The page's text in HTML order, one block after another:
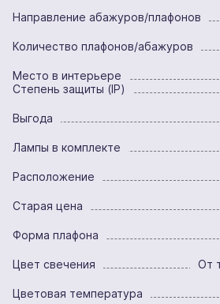
Направление абажуров/плафонов
Количество плафонов/абажуров
Место в интерьере
Степень защиты (IP)
Выгода
Лампы в комплекте
Расположение
Старая цена
Форма плафона
Цвет свечения От
Цветовая температура